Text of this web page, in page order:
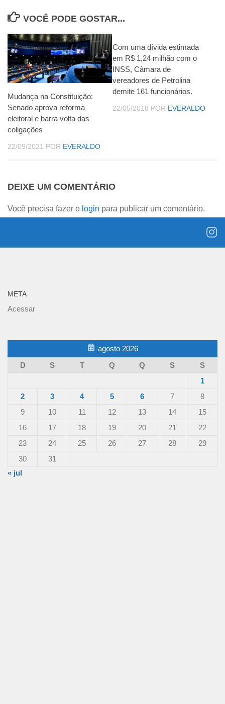
VOCÊ PODE GOSTAR...
Mudança na Constituição:
Senado aprova reforma
eleitoral e barra volta das
coligações
22/09/2021 POR EVERALDO
Com uma dívida estimada
em R$ 1,24 milhão com o
INSS, Câmara de
vereadores de Petrolina
demite 161 funcionários.
22/05/2018 POR EVERALDO
DEIXE UM COMENTÁRIO
Você precisa fazer o login para publicar um comentário.
META
Acessar
agosto 2026
D
S T Q Q S
S
1
2
3 4 5 6 7
8
9
10 11 12 13 14
15
16
17 18 19 20 21
22
23
24 25 26 27 28
29
30
31
« jul